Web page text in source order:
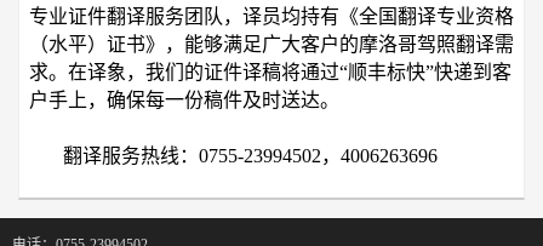
专业证件翻译服务团队，译员均持有《全国翻译专业资格
（水平）证书》，能够满足广大客户的摩洛哥驾照翻译需
求。在译象，我们的证件译稿将通过“顺丰标快”快递到客
户手上，确保每一份稿件及时送达。
翻译服务热线：0755-23994502，4006263696